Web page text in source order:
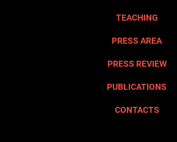
TEACHING
PRESS AREA
PRESS REVIEW
PUBLICATIONS
CONTACTS